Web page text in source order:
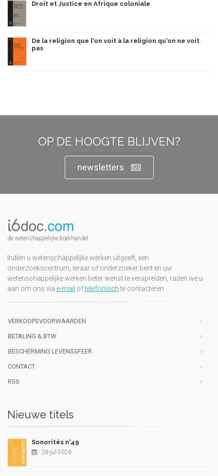
Droit et Justice en Afrique coloniale
De la religion que l'on voit à la religion qu'on ne voit
pas
OP DE HOOGTE BLIJVEN?
newsletters
de wetenshappelijke boekhandel
Indien u wetenschappelijke werken uitgeeft, een
onderzoekscentrum, leraar of onderzoeker bent en uw
wetenschappelijke werken beter wenst te verspreiden, raden we u
aan om ons via e-mail oftelefonischte contacteren
VERKOOPSVOORWAARDEN
BETALING & BTW
BESCHERMING LEVENSSFEER
CONTACT
RSS
Nieuwe titels
Sonorités n°49
28-jul-2026